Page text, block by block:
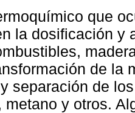
que
la dosificación y
de la
separación de
metano y otros.